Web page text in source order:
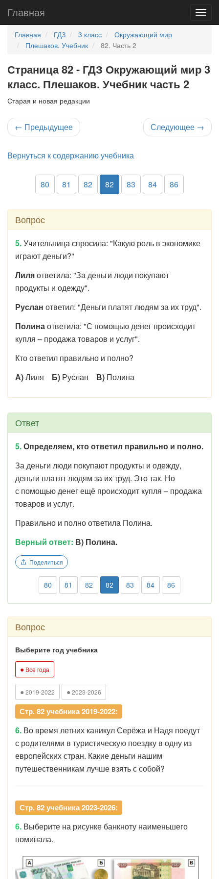
Главная
Главная ГДЗ 3 класс
Окружающий мир
Плешаков. Учебник
82. Часть 2
Страница 82 - ГДЗ Окружающий мир 3
класс. Плешаков. Учебник часть 2
Старая и новая редакции
← Предыдущее Следующее →
Вернуться к содержанию учебника
80 81 82 82 83 84 86
Вопрос
5.Учительница спросила: "Какую роль в экономике
играют деньги?"
Лиляответила: "За деньги люди покупают
продукты и одежду".
Руслан ответил: "Деньги платят людям за их труд".
Полинаответила: "С помощью денег происходит
купля – продажа товаров и услуг".
Кто ответил правильно и полно?
А)Лиля Б) Руслан В) Полина
Ответ
5.Определяем, кто ответил правильно и полно.
За деньги люди покупают продукты и одежду,
деньги платят людям за их труд. Это так. Но
с помощью денег ещё происходит купля – продажа
товаров и услуг.
Правильно и полно ответила Полина.
Верный ответ: В) Полина.
Поделиться
80 81 82 82 83 84 86
Вопрос
Выберите год учебника
● Все года
● 2019-2022 ● 2023-2026
Стр. 82 учебника 2019-2022:
6. Во время летних каникул Серёжа и Надя поедут
с родителями в туристическую поездку в одну из
европейских стран. Какие деньги нашим
путешественникам лучше взять с собой?
Стр. 82 учебника 2023-2026:
6. Выберите на рисунке банкноту наименьшего
номинала.